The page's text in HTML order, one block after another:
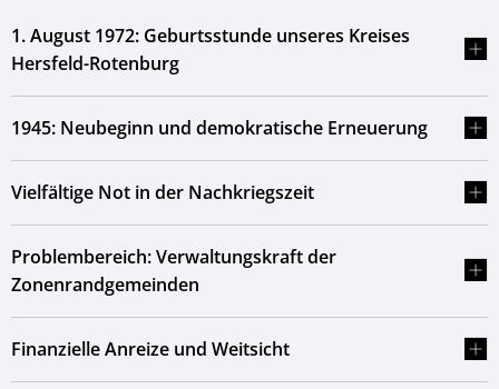
1. August 1972: Geburtsstunde unseres Kreises
Hersfeld-Rotenburg
1945: Neubeginn und demokratische Erneuerung
Vielfältige Not in der Nachkriegszeit
Problembereich: Verwaltungskraft der
Zonenrandgemeinden
Finanzielle Anreize und Weitsicht